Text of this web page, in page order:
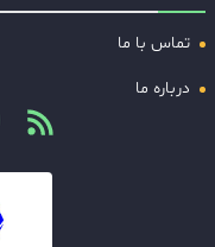
تماس با ما
درباره ما